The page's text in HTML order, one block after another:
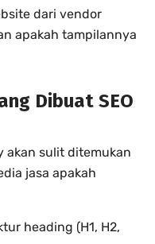
dari vendor
apakah tampilannya
Dibuat SEO
akan sulit ditemukan
jasa apakah
heading (H1, H2,